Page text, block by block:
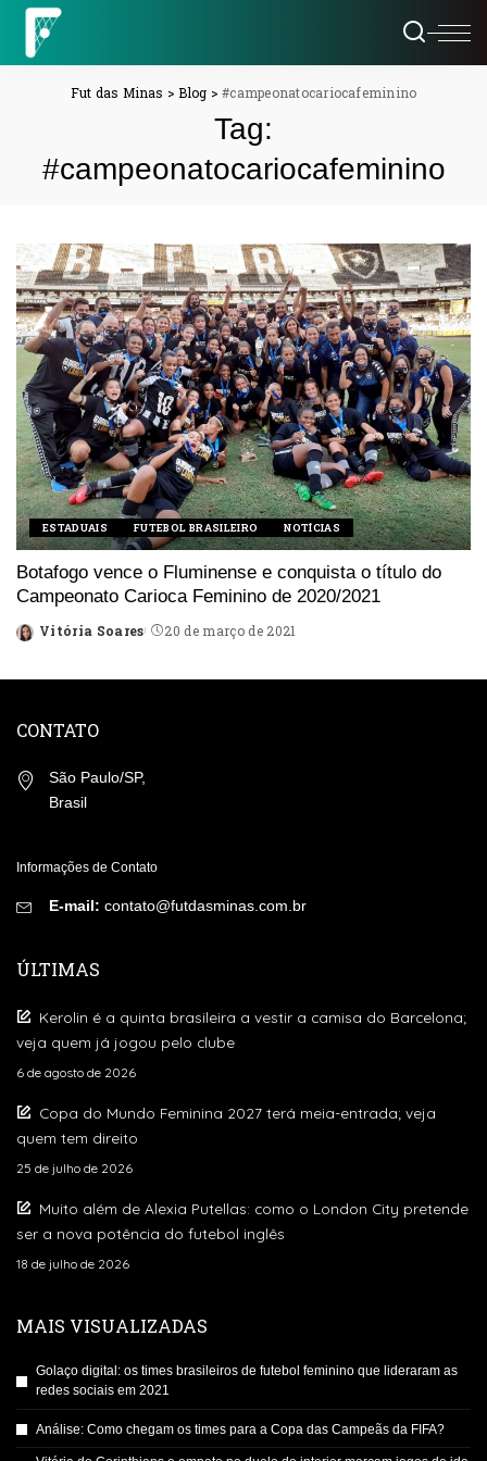
Fut das Minas >Blog >#campeonatocariocafeminino
Tag:
#campeonatocariocafeminino
ESTADUAIS FUTEBOL BRASILEIRO NOTÍCIAS
Botafogo vence o Fluminense e conquista o título do
Campeonato Carioca Feminino de 2020/2021
Posted
Vitória Soares 20 de março de 2021
CONTATO
São Paulo/SP,
Brasil
Informações de Contato
E-mail: contato@futdasminas.com.br
ÚLTIMAS
Kerolin é a quinta brasileira a vestir a camisa do Barcelona;
veja quem já jogou pelo clube
6 de agosto de 2026
Copa do Mundo Feminina 2027 terá meia-entrada; veja
quem tem direito
25 de julho de 2026
Muito além de Alexia Putellas: como o London City pretende
ser a nova potência do futebol inglês
18 de julho de 2026
MAIS VISUALIZADAS
Golaço digital: os times brasileiros de futebol feminino que lideraram as
redes sociais em 2021
Análise: Como chegam os times para a Copa das Campeãs da FIFA?